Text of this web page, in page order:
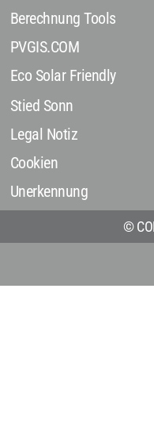
Berechnung Tools
PVGIS.COM
Eco Solar Friendly
Stied Sonn
Legal Notiz
Cookien
Unerkennung
©